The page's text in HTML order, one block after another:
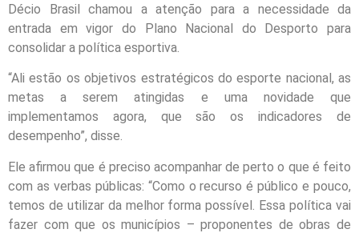
Décio Brasil chamou a atenção para a necessidade da
entrada em vigor do Plano Nacional do Desporto para
consolidar a política esportiva.
“Ali estão os objetivos estratégicos do esporte nacional, as
metas a serem atingidas e uma novidade que
implementamos agora, que são os indicadores de
desempenho”, disse.
Ele afirmou que é preciso acompanhar de perto o que é feito
com as verbas públicas: “Como o recurso é público e pouco,
temos de utilizar da melhor forma possível. Essa política vai
fazer com que os municípios – proponentes de obras de